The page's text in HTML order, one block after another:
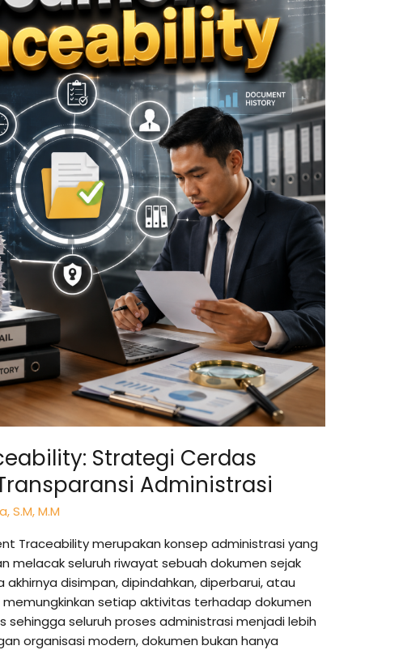
Strategi Cerdas
Administrasi
S.M, M.M
Traceability merupakan konsep administrasi yang
melacak seluruh riwayat sebuah dokumen sejak
disimpan, dipindahkan, diperbarui, atau
memungkinkan setiap aktivitas terhadap dokumen
seluruh proses administrasi menjadi lebih
organisasi modern, dokumen bukan hanya